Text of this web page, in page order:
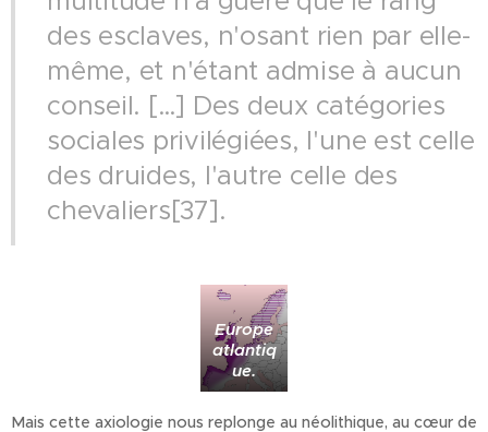
des esclaves, n'osant rien par elle-
même, et n'étant admise à aucun
conseil. […] Des deux catégories
sociales privilégiées, l'une est celle
des druides, l'autre celle des
chevaliers[37].
Europe
atlantiq
ue.
Mais cette axiologie nous replonge au néolithique, au cœur de